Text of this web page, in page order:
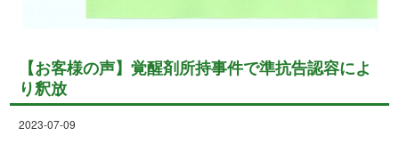
【お客様の声】覚醒剤所持事件で準抗告認容によ
り釈放
2023-07-09